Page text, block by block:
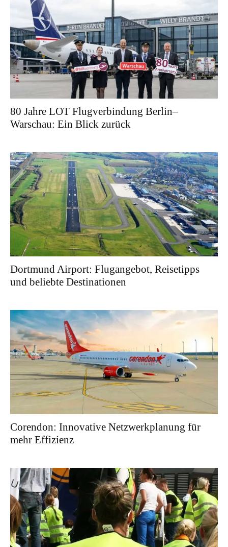
80 Jahre LOT Flugverbindung Berlin–
Warschau: Ein Blick zurück
Dortmund Airport: Flugangebot, Reisetipps
und beliebte Destinationen
Corendon: Innovative Netzwerkplanung für
mehr Effizienz